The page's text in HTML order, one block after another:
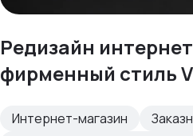
Редизайн
фирменный стиль
Интернет-магазин